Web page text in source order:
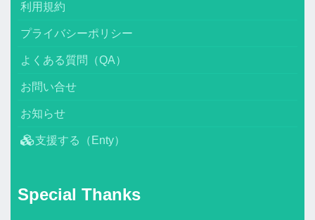
利用規約
プライバシーポリシー
よくある質問（QA）
お問い合せ
お知らせ
支援する（Enty）
Special Thanks